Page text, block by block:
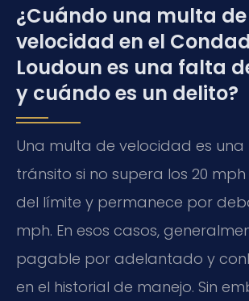
¿Cuándo una multa de
velocidad en el
Loudoun es una falta
y cuándo es un delito?
Una multa de velocidad es
tránsito si no supera los 20
del límite y permanece por
mph. En esos casos,
pagable por adelantado y
en el historial de manejo. Sin